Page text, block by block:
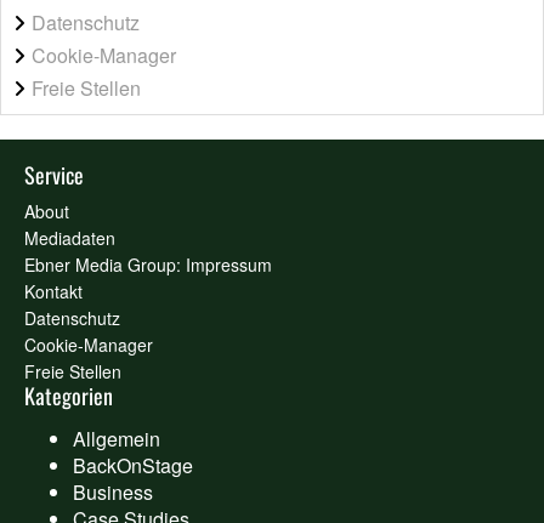
Datenschutz
Cookie-Manager
Freie Stellen
Service
About
Mediadaten
Ebner Media Group: Impressum
Kontakt
Datenschutz
Cookie-Manager
Freie Stellen
Kategorien
Allgemein
BackOnStage
Business